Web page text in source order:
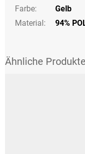
Farbe:
Gelb
Material: 94%